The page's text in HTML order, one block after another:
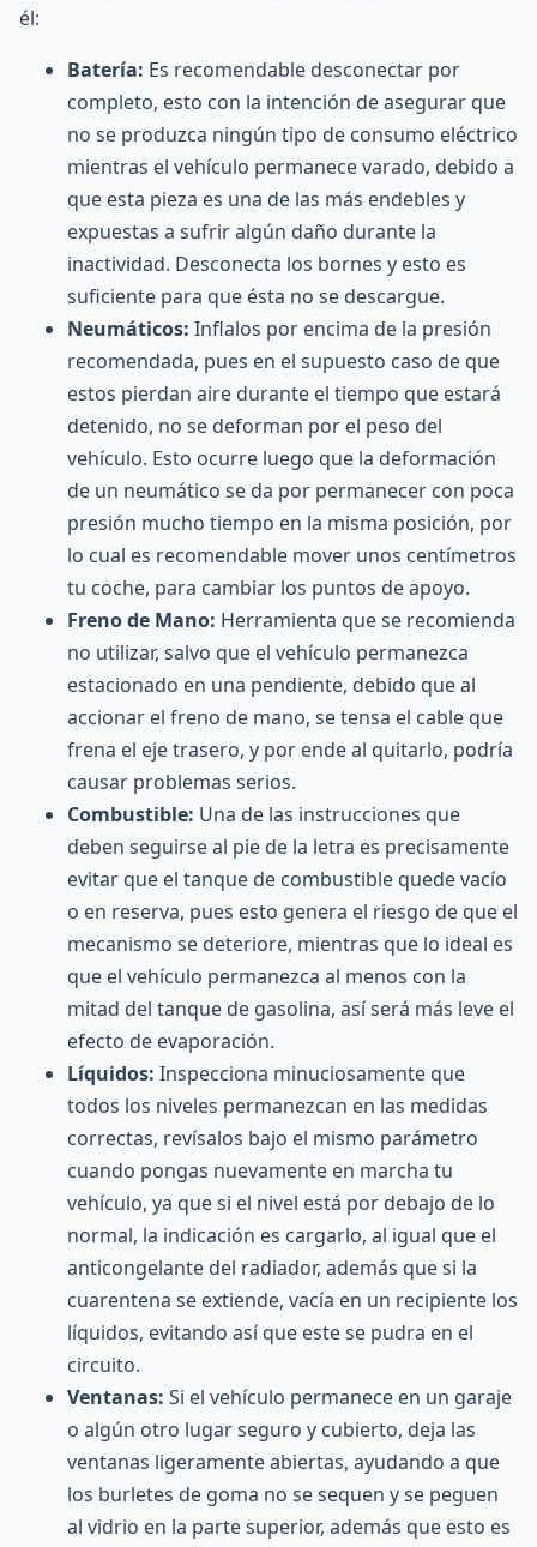
él:
Batería: Es recomendable desconectar por
completo, esto con la intención de asegurar que
no se produzca ningún tipo de consumo eléctrico
mientras el vehículo permanece varado, debido a
que esta pieza es una de las más endebles y
expuestas a sufrir algún daño durante la
inactividad. Desconecta los bornes y esto es
suficiente para que ésta no se descargue.
Neumáticos: Inflalos por encima de la presión
recomendada, pues en el supuesto caso de que
estos pierdan aire durante el tiempo que estará
detenido, no se deforman por el peso del
vehículo. Esto ocurre luego que la deformación
de un neumático se da por permanecer con poca
presión mucho tiempo en la misma posición, por
lo cual es recomendable mover unos centímetros
tu coche, para cambiar los puntos de apoyo.
Freno de Mano: Herramienta que se recomienda
no utilizar, salvo que el vehículo permanezca
estacionado en una pendiente, debido que al
accionar el freno de mano, se tensa el cable que
frena el eje trasero, y por ende al quitarlo, podría
causar problemas serios.
Combustible: Una de las instrucciones que
deben seguirse al pie de la letra es precisamente
evitar que el tanque de combustible quede vacío
o en reserva, pues esto genera el riesgo de que el
mecanismo se deteriore, mientras que lo ideal es
que el vehículo permanezca al menos con la
mitad del tanque de gasolina, así será más leve el
efecto de evaporación.
Líquidos: Inspecciona minuciosamente que
todos los niveles permanezcan en las medidas
correctas, revísalos bajo el mismo parámetro
cuando pongas nuevamente en marcha tu
vehículo, ya que si el nivel está por debajo de lo
normal, la indicación es cargarlo, al igual que el
anticongelante del radiador, además que si la
cuarentena se extiende, vacía en un recipiente los
líquidos, evitando así que este se pudra en el
circuito.
Ventanas: Si el vehículo permanece en un garaje
o algún otro lugar seguro y cubierto, deja las
ventanas ligeramente abiertas, ayudando a que
los burletes de goma no se sequen y se peguen
al vidrio en la parte superior, además que esto es